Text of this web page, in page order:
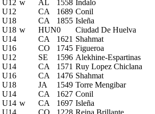
U12 w AL 1558 Indalo
U12 CA 1689 Conil
U18 CA 1855 Isleña
U18 w HUN0 Ciudad De Huelva
U14 CA 1621 Shahmat
U16 CO 1745 Figueroa
U12 SE 1596 Alekhine-Espartinas
U14 CA 1571 Ruy Lopez Chiclana
U16 CA 1476 Shahmat
U18 JA 1549 Torre Mengibar
U14 CA 1627 Conil
U14 w CA 1697 Isleña
U14 CO 1228 Reina Brillante